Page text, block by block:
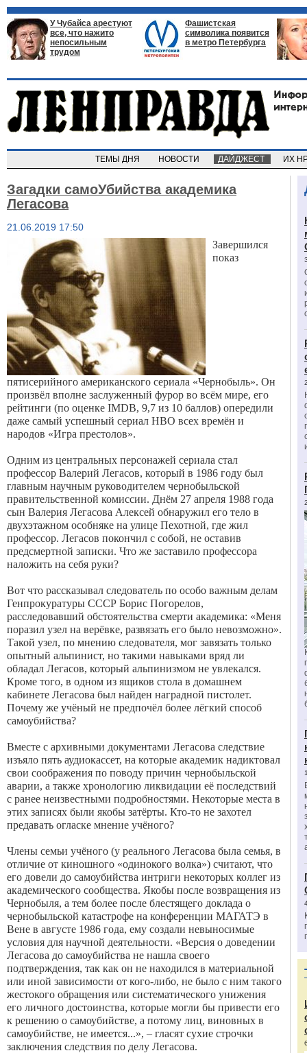
У Чубайса арестуют
все, что нажито
непосильным
трудом
Фашистская
символика появится
в метро Петербурга
ТЕМЫ ДНЯ НОВОСТИ ДАЙДЖЕСТ ИХ
Загадки самоУбийства академика
Легасова
21.06.2019 17:50
Завершился
показ
пятисерийного американского сериала «Чернобыль». Он
произвёл вполне заслуженный фурор во всём мире, его
рейтинги (по оценке IMDB, 9,7 из 10 баллов) опередили
даже самый успешный сериал HBO всех времён и
народов «Игра престолов».
Одним из центральных персонажей сериала стал
профессор Валерий Легасов, который в 1986 году был
главным научным руководителем чернобыльской
правительственной комиссии. Днём 27 апреля 1988 года
сын Валерия Легасова Алексей обнаружил его тело в
двухэтажном особняке на улице Пехотной, где жил
профессор. Легасов покончил с собой, не оставив
предсмертной записки. Что же заставило профессора
наложить на себя руки?
Вот что рассказывал следователь по особо важным делам
Генпрокуратуры СССР Борис Погорелов,
расследовавший обстоятельства смерти академика: «Меня
поразил узел на верёвке, развязать его было невозможно».
Такой узел, по мнению следователя, мог завязать только
опытный альпинист, но такими навыками вряд ли
обладал Легасов, который альпинизмом не увлекался.
Кроме того, в одном из ящиков стола в домашнем
кабинете Легасова был найден наградной пистолет.
Почему же учёный не предпочёл более лёгкий способ
самоубийства?
Вместе с архивными документами Легасова следствие
изъяло пять аудиокассет, на которые академик надиктовал
свои соображения по поводу причин чернобыльской
аварии, а также хронологию ликвидации её последствий
с ранее неизвестными подробностями. Некоторые места в
этих записях были якобы затёрты. Кто-то не захотел
предавать огласке мнение учёного?
Члены семьи учёного (у реального Легасова была семья, в
отличие от киношного «одинокого волка») считают, что
его довели до самоубийства интриги некоторых коллег из
академического сообщества. Якобы после возвращения из
Чернобыля, а тем более после блестящего доклада о
чернобыльской катастрофе на конференции МАГАТЭ в
Вене в августе 1986 года, ему создали невыносимые
условия для научной деятельности. «Версия о доведении
Легасова до самоубийства не нашла своего
подтверждения, так как он не находился в материальной
или иной зависимости от кого-либо, не было с ним такого
жестокого обращения или систематического унижения
его личного достоинства, которые могли бы привести его
к решению о самоубийстве, а потому лиц, виновных в
самоубийстве, не имеется...», – гласят сухие строчки
заключения следствия по делу Легасова.